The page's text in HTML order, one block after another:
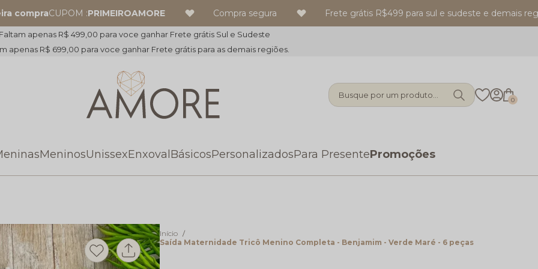
CUPOM :PRIMEIROAMORE Compra segura Frete grátis R$499 para sul e sudeste e demais regiões
Faltam apenas R$ 499,00 para voce ganhar Frete grátis Sul e Sudeste
apenas R$ 699,00 para voce ganhar Frete grátis para as demais regiões.
Busque por um produto... 0
MeninosUnissexEnxoval BásicosPersonalizadosPara PresentePromoções
Início
Saída Maternidade Tricô Menino Completa - Benjamim - Verde Maré - 6 peças